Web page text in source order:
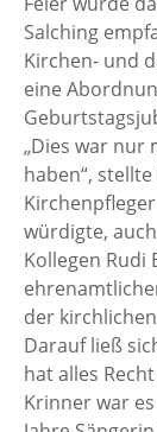
Salching
Kirchen- und
eine
„Dies war nur
haben“,
würdigte,
Kollegen Rudi
der
Darauf ließ
hat alles
Krinner war